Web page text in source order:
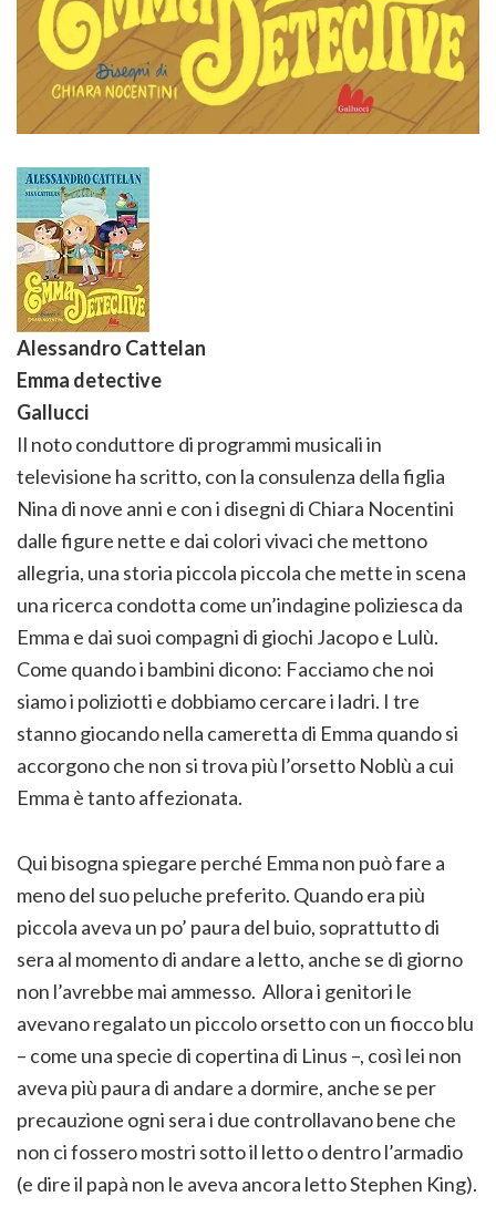
Alessandro Cattelan
Emma detective
Gallucci
Il noto conduttore di programmi musicali in
televisione ha scritto, con la consulenza della figlia
Nina di nove anni e con i disegni di Chiara Nocentini
dalle figure nette e dai colori vivaci che mettono
allegria, una storia piccola piccola che mette in scena
una ricerca condotta come un’indagine poliziesca da
Emma e dai suoi compagni di giochi Jacopo e Lulù.
Come quando i bambini dicono: Facciamo che noi
siamo i poliziotti e dobbiamo cercare i ladri. I tre
stanno giocando nella cameretta di Emma quando si
accorgono che non si trova più l’orsetto Noblù a cui
Emma è tanto affezionata.
Qui bisogna spiegare perché Emma non può fare a
meno del suo peluche preferito. Quando era più
piccola aveva un po’ paura del buio, soprattutto di
sera al momento di andare a letto, anche se di giorno
non l’avrebbe mai ammesso. Allora i genitori le
avevano regalato un piccolo orsetto con un fiocco blu
– come una specie di copertina di Linus –, così lei non
aveva più paura di andare a dormire, anche se per
precauzione ogni sera i due controllavano bene che
non ci fossero mostri sotto il letto o dentro l’armadio
(e dire il papà non le aveva ancora letto Stephen King).